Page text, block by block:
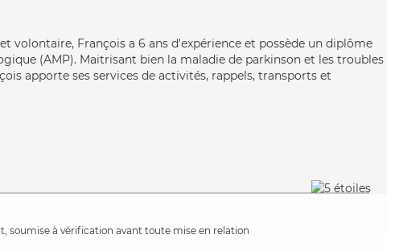
volontaire, François a 6 ans d'expérience et possède un diplôme
(AMP). Maitrisant bien la maladie de parkinson et les troubles
apporte ses services de activités, rappels, transports et
soumise à vérification avant toute mise en relation